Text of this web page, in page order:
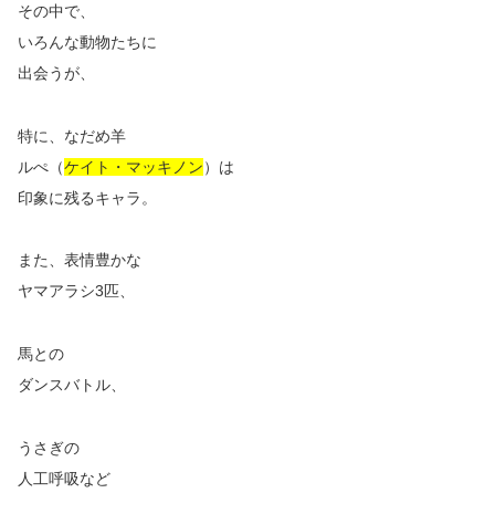
その中で、
いろんな動物たちに
出会うが、
特に、なだめ羊
ルぺ（ケイト・マッキノン）は
印象に残るキャラ。
また、表情豊かな
ヤマアラシ3匹、
馬との
ダンスバトル、
うさぎの
人工呼吸など